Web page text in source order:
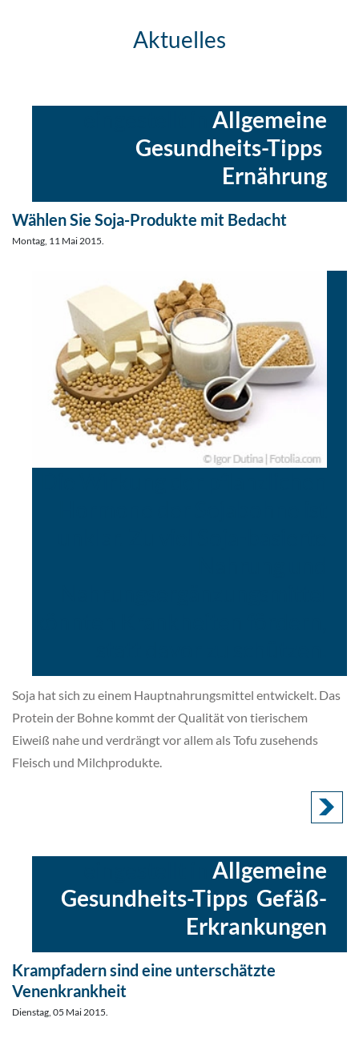
Aktuelles
Allgemeine
Gesundheits-Tipps
Ernährung
Wählen Sie Soja-Produkte mit Bedacht
Montag, 11 Mai 2015.
Soja hat sich zu einem Hauptnahrungsmittel entwickelt. Das
Protein der Bohne kommt der Qualität von tierischem
Eiweiß nahe und verdrängt vor allem als Tofu zusehends
Fleisch und Milchprodukte.
Allgemeine
Gesundheits-Tipps Gefäß-
Erkrankungen
Krampfadern sind eine unterschätzte
Venenkrankheit
Dienstag, 05 Mai 2015.